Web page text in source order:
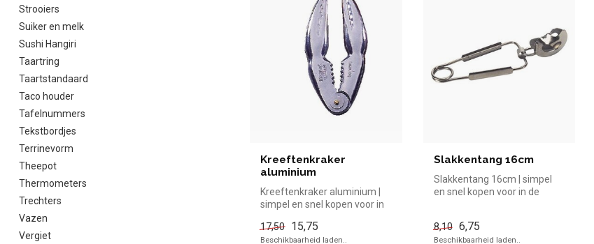
Strooiers
Suiker en melk
Sushi Hangiri
Taartring
Taartstandaard
Taco houder
Tafelnummers
Tekstbordjes
Terrinevorm
Theepot
Thermometers
Trechters
Vazen
Vergiet
Kreeftenkraker
aluminium
Kreeftenkraker aluminium |
simpel en snel kopen voor in
17,50 15,75
Beschikbaarheid laden..
Slakkentang 16cm
Slakkentang 16cm | simpel
en snel kopen voor in de
8,10 6,75
Beschikbaarheid laden..